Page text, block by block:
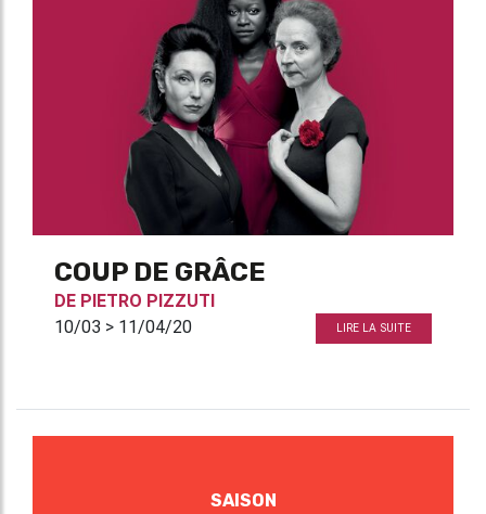
COUP DE GRÂCE
DE PIETRO PIZZUTI
10/03 > 11/04/20
LIRE LA SUITE
SAISON